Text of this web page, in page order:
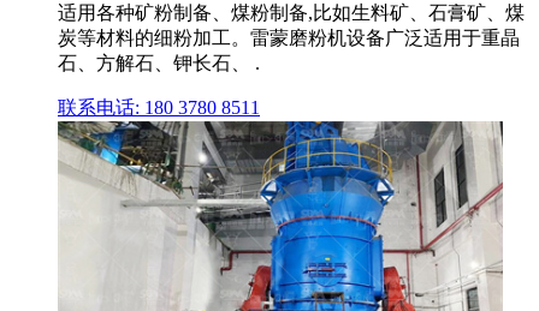
适用各种矿粉制备、煤粉制备,比如生料矿、石膏矿、煤
炭等材料的细粉加工。雷蒙磨粉机设备广泛适用于重晶
石、方解石、钾长石、 .
联系电话: 180 3780 8511